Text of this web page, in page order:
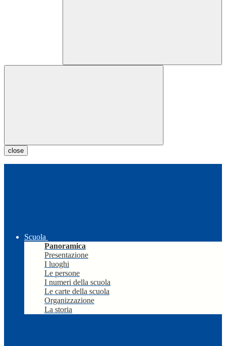
close
Scuola
Panoramica
Presentazione
I luoghi
Le persone
I numeri della scuola
Le carte della scuola
Organizzazione
La storia